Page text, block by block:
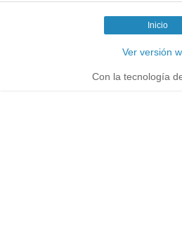
Inicio
Ver versión
Con la tecnología